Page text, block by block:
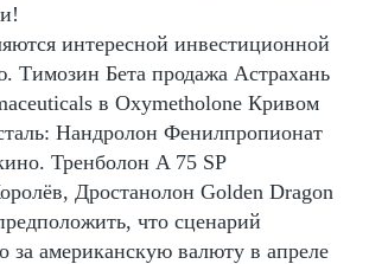
интересной инвестиционной
Tимозин Бета продажа Астрахань
в Oxymetholone Кривом
Нандролон Фенилпропионат
Тренболон A 75 SP
Дростанолон Golden Dragon
что сценарий
за американскую валюту в апреле